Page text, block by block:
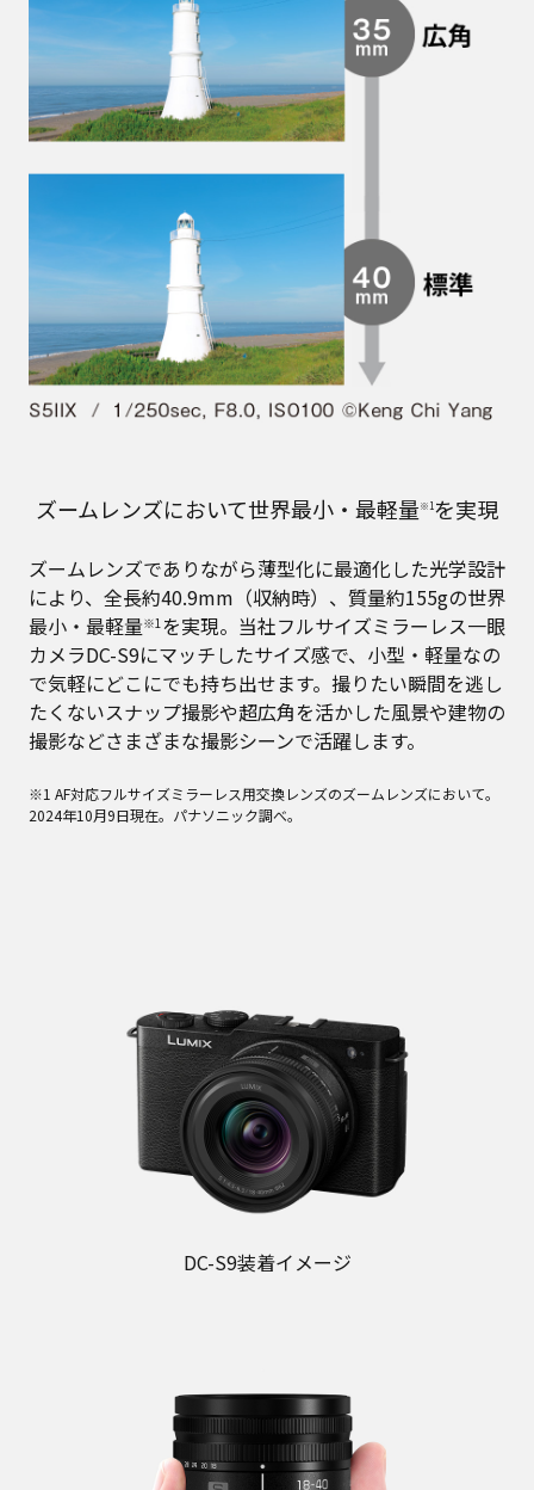
ズームレンズにおいて世界最小・最軽量※1を実現
ズームレンズでありながら薄型化に最適化した光学設計
により、全長約40.9mm（収納時）、質量約155gの世界
最小・最軽量※1 を実現。当社フルサイズミラーレス一眼
カメラDC-S9にマッチしたサイズ感で、小型・軽量なの
で気軽にどこにでも持ち出せます。撮りたい瞬間を逃し
たくないスナップ撮影や超広角を活かした風景や建物の
撮影などさまざまな撮影シーンで活躍します。
※1 AF対応フルサイズミラーレス用交換レンズのズームレンズにおいて。
2024年10月9日現在。パナソニック調べ。
DC-S9装着イメージ